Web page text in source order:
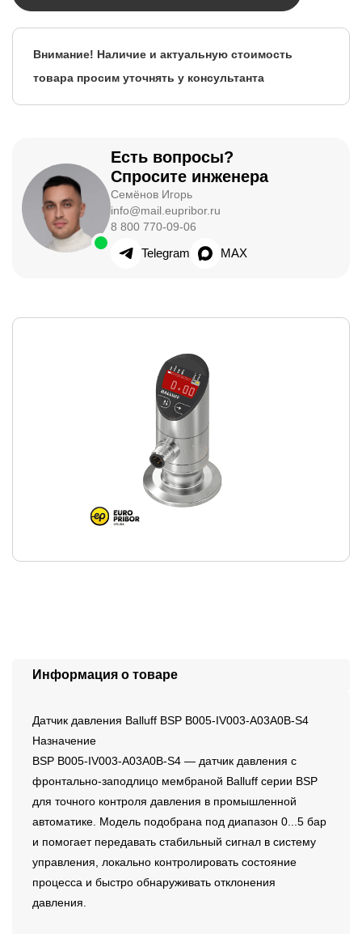
Внимание! Наличие и актуальную стоимость
товара просим уточнять у консультанта
Есть вопросы?
Спросите инженера
Семёнов Игорь
info@mail.eupribor.ru
8 800 770-09-06
Telegram MAX
Информация о товаре
Датчик давления Balluff BSP B005-IV003-A03A0B-S4
Назначение
BSP B005-IV003-A03A0B-S4 — датчик давления с
фронтально-заподлицо мембраной Balluff серии BSP
для точного контроля давления в промышленной
автоматике. Модель подобрана под диапазон 0...5 бар
и помогает передавать стабильный сигнал в систему
управления, локально контролировать состояние
процесса и быстро обнаруживать отклонения
давления.